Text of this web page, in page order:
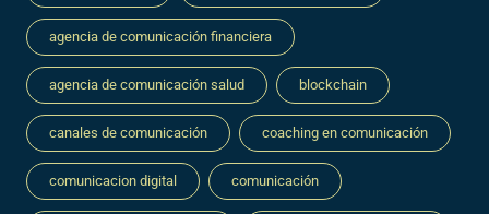
agencia de comunicación financiera
agencia de comunicación salud blockchain
canales de comunicación coaching en comunicación
comunicacion digital comunicación